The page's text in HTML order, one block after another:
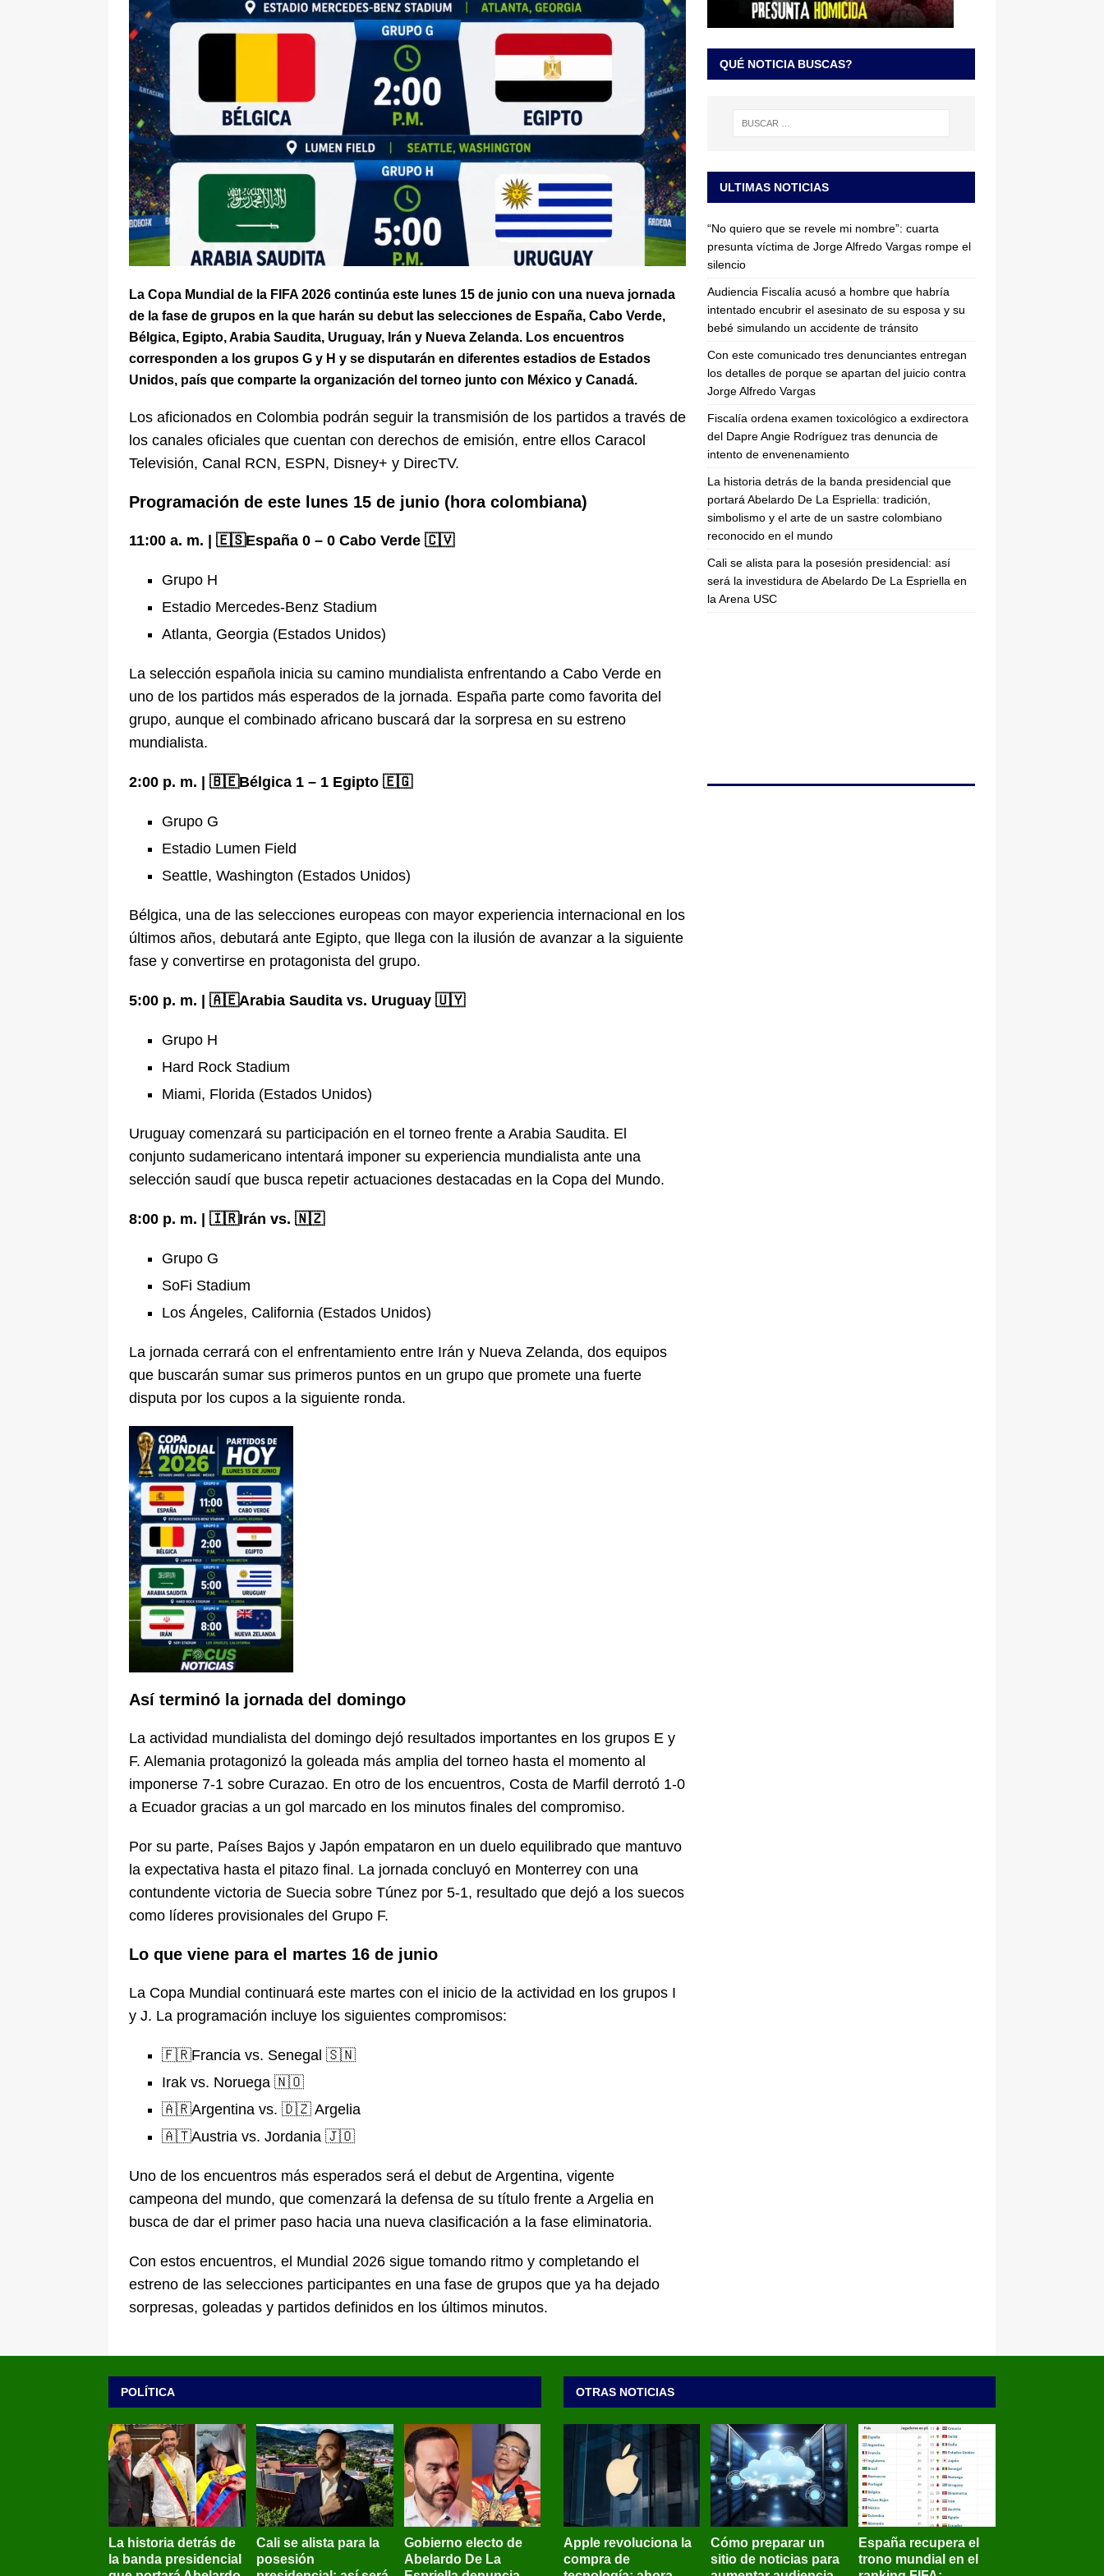
[ 5 de agosto de 2026 ] La historia detrás de la banda presidencial que portará Abelardo De La
Espriella: tradición, simbolismo y el arte de un sastre colombiano reconocido en el mundo
La Copa Mundial de la FIFA 2026 continúa este lunes 15 de junio con una nueva jornada
de la fase de grupos en la que harán su debut las selecciones de España, Cabo Verde,
Bélgica, Egipto, Arabia Saudita, Uruguay, Irán y Nueva Zelanda. Los encuentros
corresponden a los grupos G y H y se disputarán en diferentes estadios de Estados
Unidos, país que comparte la organización del torneo junto con México y Canadá.
Los aficionados en Colombia podrán seguir la transmisión de los partidos a través de
los canales oficiales que cuentan con derechos de emisión, entre ellos Caracol
Televisión, Canal RCN, ESPN, Disney+ y DirecTV.
Programación de este lunes 15 de junio (hora colombiana)
11:00 a. m. | 🇪🇸España 0 – 0 Cabo Verde 🇨🇻
Grupo H
Estadio Mercedes-Benz Stadium
Atlanta, Georgia (Estados Unidos)
La selección española inicia su camino mundialista enfrentando a Cabo Verde en
uno de los partidos más esperados de la jornada. España parte como favorita del
grupo, aunque el combinado africano buscará dar la sorpresa en su estreno
mundialista.
2:00 p. m. | 🇧🇪Bélgica 1 – 1 Egipto 🇪🇬
Grupo G
Estadio Lumen Field
Seattle, Washington (Estados Unidos)
Bélgica, una de las selecciones europeas con mayor experiencia internacional en los
últimos años, debutará ante Egipto, que llega con la ilusión de avanzar a la siguiente
fase y convertirse en protagonista del grupo.
5:00 p. m. | 🇦🇪Arabia Saudita vs. Uruguay 🇺🇾
Grupo H
Hard Rock Stadium
Miami, Florida (Estados Unidos)
Uruguay comenzará su participación en el torneo frente a Arabia Saudita. El
conjunto sudamericano intentará imponer su experiencia mundialista ante una
selección saudí que busca repetir actuaciones destacadas en la Copa del Mundo.
8:00 p. m. | 🇮🇷Irán vs. 🇳🇿
Grupo G
SoFi Stadium
Los Ángeles, California (Estados Unidos)
La jornada cerrará con el enfrentamiento entre Irán y Nueva Zelanda, dos equipos
que buscarán sumar sus primeros puntos en un grupo que promete una fuerte
disputa por los cupos a la siguiente ronda.
Así terminó la jornada del domingo
La actividad mundialista del domingo dejó resultados importantes en los grupos E y
F. Alemania protagonizó la goleada más amplia del torneo hasta el momento al
imponerse 7-1 sobre Curazao. En otro de los encuentros, Costa de Marfil derrotó 1-0
a Ecuador gracias a un gol marcado en los minutos finales del compromiso.
Por su parte, Países Bajos y Japón empataron en un duelo equilibrado que mantuvo
la expectativa hasta el pitazo final. La jornada concluyó en Monterrey con una
contundente victoria de Suecia sobre Túnez por 5-1, resultado que dejó a los suecos
como líderes provisionales del Grupo F.
Lo que viene para el martes 16 de junio
La Copa Mundial continuará este martes con el inicio de la actividad en los grupos I
y J. La programación incluye los siguientes compromisos:
🇫🇷Francia vs. Senegal 🇸🇳
Irak vs. Noruega 🇳🇴
🇦🇷Argentina vs. 🇩🇿 Argelia
🇦🇹Austria vs. Jordania 🇯🇴
Uno de los encuentros más esperados será el debut de Argentina, vigente
campeona del mundo, que comenzará la defensa de su título frente a Argelia en
busca de dar el primer paso hacia una nueva clasificación a la fase eliminatoria.
Con estos encuentros, el Mundial 2026 sigue tomando ritmo y completando el
estreno de las selecciones participantes en una fase de grupos que ya ha dejado
sorpresas, goleadas y partidos definidos en los últimos minutos.
QUÉ NOTICIA BUSCAS?
ULTIMAS NOTICIAS
“No quiero que se revele mi nombre”: cuarta
presunta víctima de Jorge Alfredo Vargas rompe el
silencio
Audiencia Fiscalía acusó a hombre que habría
intentado encubrir el asesinato de su esposa y su
bebé simulando un accidente de tránsito
Con este comunicado tres denunciantes entregan
los detalles de porque se apartan del juicio contra
Jorge Alfredo Vargas
Fiscalía ordena examen toxicológico a exdirectora
del Dapre Angie Rodríguez tras denuncia de
intento de envenenamiento
La historia detrás de la banda presidencial que
portará Abelardo De La Espriella: tradición,
simbolismo y el arte de un sastre colombiano
reconocido en el mundo
Cali se alista para la posesión presidencial: así
será la investidura de Abelardo De La Espriella en
la Arena USC
POLÍTICA
La historia detrás de
la banda presidencial
Cali se alista para la
posesión
Gobierno electo de
Abelardo De La
OTRAS NOTICIAS
Apple revoluciona la
compra de
Cómo preparar un
sitio de noticias para
España recupera el
trono mundial en el